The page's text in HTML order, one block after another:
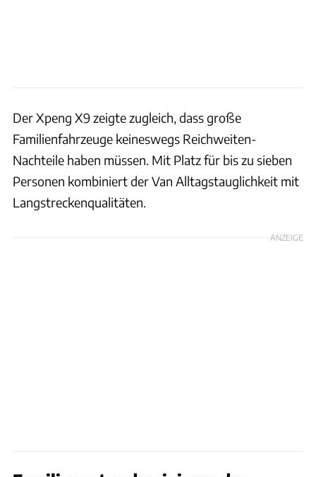
Der Xpeng X9 zeigte zugleich, dass große
Familienfahrzeuge keineswegs Reichweiten-
Nachteile haben müssen. Mit Platz für bis zu sieben
Personen kombiniert der Van Alltagstauglichkeit mit
Langstreckenqualitäten.
ANZEIGE